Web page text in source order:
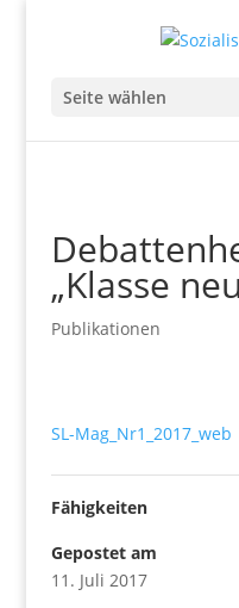
Seite wählen
„Klasse
Publikationen
SL-Mag_Nr1_2017_web
Fähigkeiten
Gepostet am
11. Juli 2017